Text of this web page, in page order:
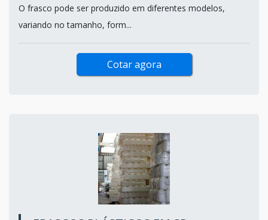
O frasco pode ser produzido em diferentes modelos,
variando no tamanho, form...
Cotar agora